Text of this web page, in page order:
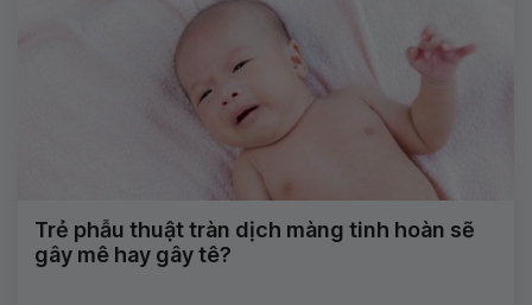
Trẻ phẫu thuật tràn dịch màng tinh hoàn sẽ
gây mê hay gây tê?